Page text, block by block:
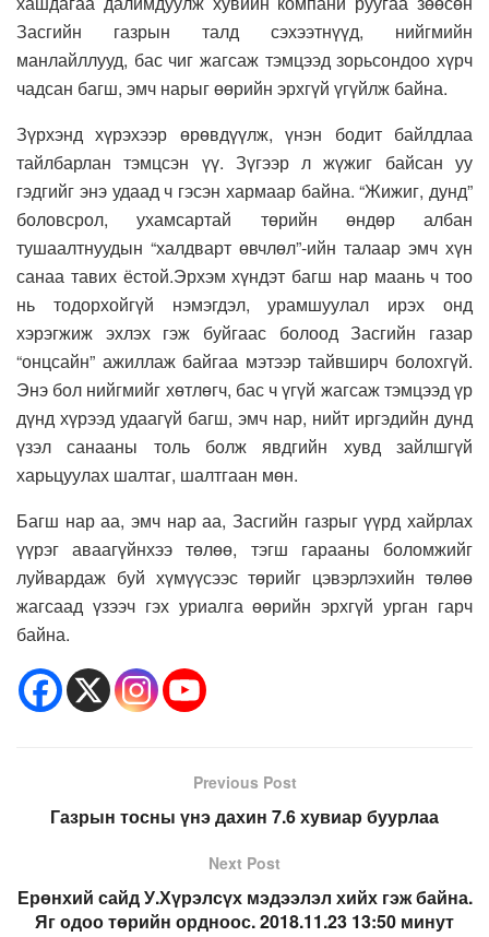
Засгийн газрын талд сэхээтнүүд, нийгмийн
манлайллууд, бас чиг жагсаж тэмцээд зорьсондоо хүрч
чадсан багш, эмч нарыг өөрийн эрхгүй үгүйлж байна.
Зүрхэнд хүрэхээр өрөвдүүлж, үнэн бодит байлдлаа
тайлбарлан тэмцсэн үү. Зүгээр л жүжиг байсан уу
гэдгийг энэ удаад ч гэсэн хармаар байна. “Жижиг, дунд”
боловсрол, ухамсартай төрийн өндөр албан
тушаалтнуудын “халдварт өвчлөл”-ийн талаар эмч хүн
санаа тавих ёстой.Эрхэм хүндэт багш нар маань ч тоо
нь тодорхойгүй нэмэгдэл, урамшуулал ирэх онд
хэрэгжиж эхлэх гэж буйгаас болоод Засгийн газар
“онцсайн” ажиллаж байгаа мэтээр тайвширч болохгүй.
Энэ бол нийгмийг хөтлөгч, бас ч үгүй жагсаж тэмцээд үр
дүнд хүрээд удаагүй багш, эмч нар, нийт иргэдийн дунд
үзэл санааны толь болж явдгийн хувд зайлшгүй
харьцуулах шалтаг, шалтгаан мөн.
Багш нар аа, эмч нар аа, Засгийн газрыг үүрд хайрлах
үүрэг аваагүйнхээ төлөө, тэгш гарааны боломжийг
луйвардаж буй хүмүүсээс төрийг цэвэрлэхийн төлөө
жагсаад үзээч гэх уриалга өөрийн эрхгүй урган гарч
байна.
Previous Post
Газрын тосны үнэ дахин 7.6 хувиар буурлаа
Next Post
Ерөнхий сайд У.Хүрэлсүх мэдээлэл хийх гэж байна.
Яг одоо төрийн ордноос. 2018.11.23 13:50 минут